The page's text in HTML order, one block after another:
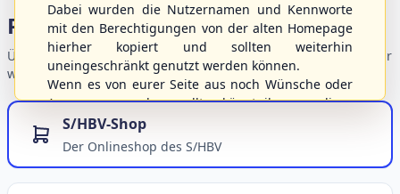
Portalbereiche
Übersicht der Verbandsbereiche – wählen Sie einen Einstieg für
weiterführende Informationen.
S/HBV-Shop
Der Onlineshop des S/HBV
Dabei wurden die Nutzernamen und Kennworte
mit den Berechtigungen von der alten Homepage
hierher kopiert und sollten weiterhin
uneingeschränkt genutzt werden können.
Wenn es von eurer Seite aus noch Wünsche oder
Anregungen geben sollte, könnt ihr uns diese
gerne an die Verbandsadresse
schicken.